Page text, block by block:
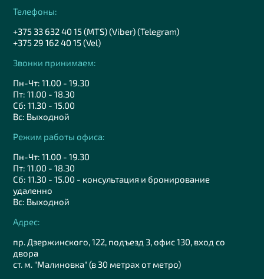
Телефоны:
+375 33 632 40 15 (MTS) (Viber) (Telegram)
+375 29 162 40 15 (Vel)
Звонки принимаем:
Пн-Чт: 11.00 - 19.30
Пт: 11.00 - 18.30
Сб: 11.30 - 15.00
Вс: Выходной
Режим работы офиса:
Пн-Чт: 11.00 - 19.30
Пт: 11.00 - 18.30
Сб: 11.30 - 15.00 - консультация и бронирование
удаленно
Вс: Выходной
Адрес:
пр. Дзержинского, 122, подъезд 3, офис 130, вход со
двора
ст. м. "Малиновка" (в 30 метрах от метро)